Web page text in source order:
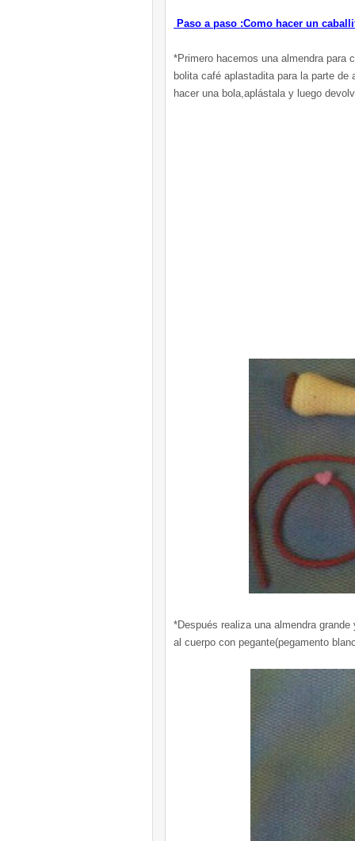
Paso a paso :Como hacer un
*Primero hacemos una almendra para
bolita café aplastadita para la parte
hacer una bola,aplástala y luego
*Después realiza una almendra
al cuerpo con pegante(pegamento